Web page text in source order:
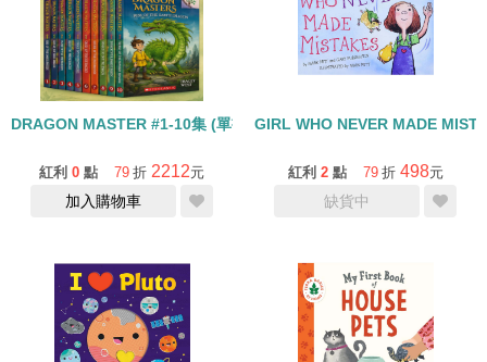
DRAGON MASTER #1-10集 (單書)
紅利 0 點 79 折 2212元
加入購物車
GIRL WHO NEVER MADE
紅利 2 點 79 折 498元
缺貨中